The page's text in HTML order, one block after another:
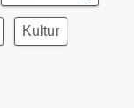
Kultur